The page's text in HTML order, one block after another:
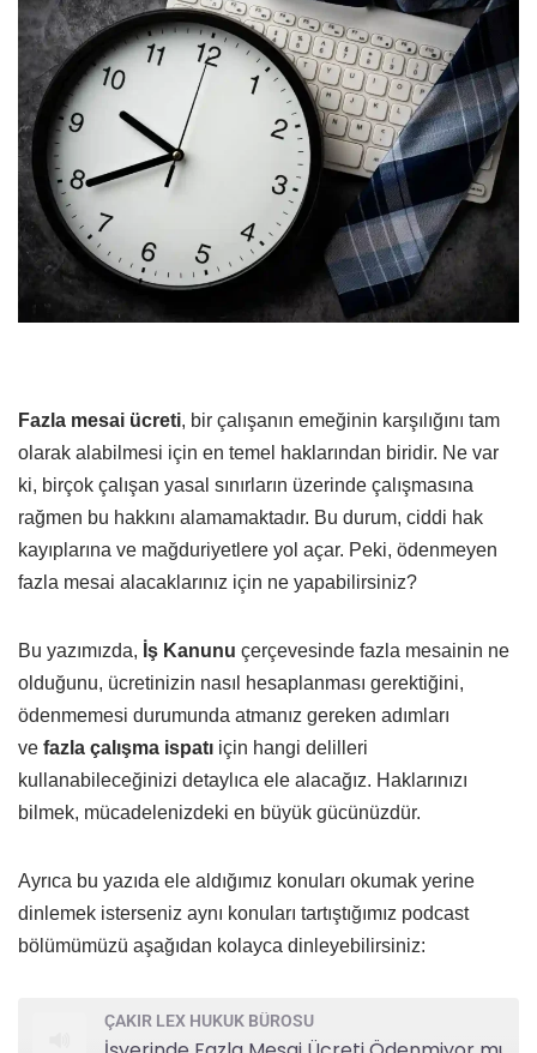
Fazla mesai ücreti, bir çalışanın emeğinin karşılığını tam
olarak alabilmesi için en temel haklarından biridir. Ne var
ki, birçok çalışan yasal sınırların üzerinde çalışmasına
rağmen bu hakkını alamamaktadır. Bu durum, ciddi hak
kayıplarına ve mağduriyetlere yol açar. Peki, ödenmeyen
fazla mesai alacaklarınız için ne yapabilirsiniz?
Bu yazımızda, İş Kanunu çerçevesinde fazla mesainin ne
olduğunu, ücretinizin nasıl hesaplanması gerektiğini,
ödenmemesi durumunda atmanız gereken adımları
ve fazla çalışma ispatı için hangi delilleri
kullanabileceğinizi detaylıca ele alacağız. Haklarınızı
bilmek, mücadelenizdeki en büyük gücünüzdür.
Ayrıca bu yazıda ele aldığımız konuları okumak yerine
dinlemek isterseniz aynı konuları tartıştığımız podcast
bölümümüzü aşağıdan kolayca dinleyebilirsiniz:
ÇAKIR LEX HUKUK BÜROSU